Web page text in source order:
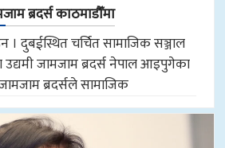
ब्रदर्स काठमाडौँमा
। दुबईस्थित चर्चित सामाजिक सञ्जाल
उद्यमी जामजाम ब्रदर्स नेपाल आइपुगेका
ब्रदर्सले सामाजिक